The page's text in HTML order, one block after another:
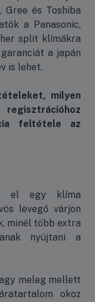
és Toshiba
a Panasonic,
split klímákra
a japán
is lehet.
milyen
feltétele az
el egy klíma
levegő várjon
minél több extra
nyújtani a
meleg mellett
okoz